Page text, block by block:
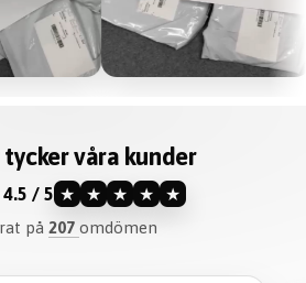
våra kunder
4.5 / 5 ★ ★ ★ ★ ★
på 207 omdömen